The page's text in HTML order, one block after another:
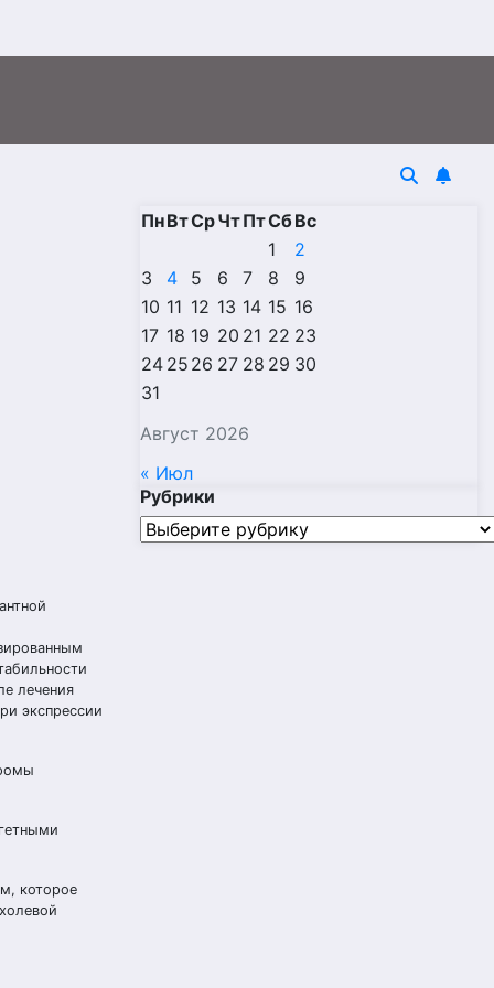
лечения
экспрессии
которое
Август 2026
ПнВтСрЧтПтСбВс
1
2
3
4 5 6 7 8
9
10 11 12 13 14 15 16
17 18 19 20 21 22 23
24 25 26 27 28 29 30
31
« Июл
Рубрики
Рубрики